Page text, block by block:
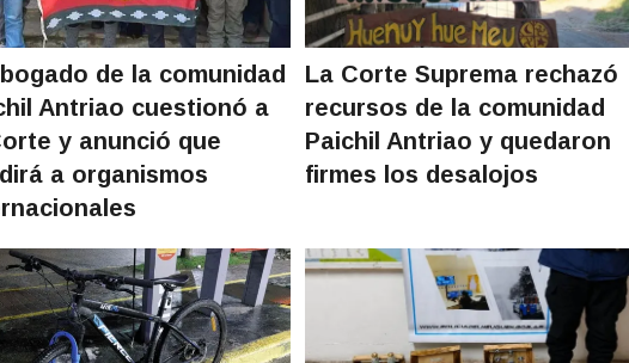
de la comunidad
Antriao cuestionó a
y anunció que
a organismos
La Corte Suprema rechazó
recursos de la comunidad
Paichil Antriao y quedaron
firmes los desalojos